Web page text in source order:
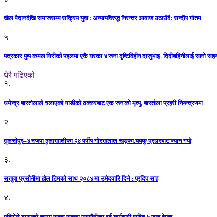
खेल मैदानदेखि समाजसम्म सक्रिय युवा : अन्यायविरुद्ध निरन्तर आवाज उठाउँदै: सन्दीप गौतम
५
पत्रकार पुष्प कमल गिरीको पहलमा एकै घरका ४ जना दृष्टिविहीन दाजुभाइ–दिदीबहिनीलाई सानो
धेरै पढिएको
१.
धमेन्द्र बास्तोलाले चलाएको गाडीको ठक्करबाट एक जनाको मृत्यु, बास्तोला प्रहरी नियन्त्रणमा
२.
तुलसीपुर–४ मजवा ठुलाखालीका २४ वर्षीय गोरखलाल खड्का.चक्कु प्रहारबाट ज्यान गयो
३.
सखुवा प्रसौनीमा होल टिमको साथ २०८४ मा उमेदवारि दिने : प्रदिप साह
४.